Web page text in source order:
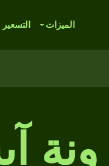
الميزات التسعير